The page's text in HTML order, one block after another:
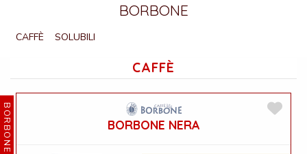
BORBONE
CAFFÈ SOLUBILI
CAFFÈ
BORBONE BORBONE NERA